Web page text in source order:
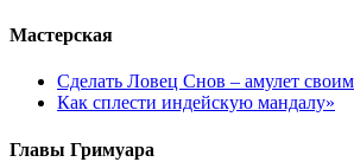
Мастерская
Сделать Ловец Снов – амулет
Как сплести индейскую мандалу»
Главы Гримуара